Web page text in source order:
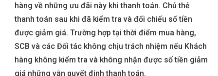
hàng về những ưu đãi này khi thanh toán. Chủ thẻ
thanh toán sau khi đã kiểm tra và đối chiếu số tiền
được giảm giá. Trường hợp tại thời điểm mua hàng,
SCB và các Đối tác không chịu trách nhiệm nếu Khách
hàng không kiểm tra và không nhận được số tiền giảm
giá những vẫn quyết định thanh toán.